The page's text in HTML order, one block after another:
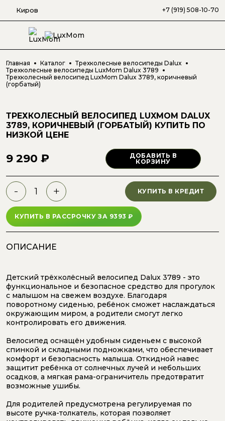
Киров +7 (919) 508-10-70
Главная Каталог
Трехколесные велосипеды Dalux
Трехколесные велосипеды LuxMom Dalux 3789
Трехколесный велосипед LuxMom Dalux 3789, коричневый
(горбатый)
ТРЕХКОЛЕСНЫЙ ВЕЛОСИПЕД LUXMOM DALUX
3789, КОРИЧНЕВЫЙ (ГОРБАТЫЙ) КУПИТЬ ПО
НИЗКОЙ ЦЕНЕ
9 290 ₽
ДОБАВИТЬ В
КОРЗИНУ
- + КУПИТЬ В КРЕДИТ
КУПИТЬ В РАССРОЧКУ ЗА 9393 ₽
ОПИСАНИЕ
Детский трёхколёсный велосипед Dalux 3789 - это
функциональное и безопасное средство для прогулок
с малышом на свежем воздухе. Благодаря
поворотному сиденью, ребёнок сможет наслаждаться
окружающим миром, а родители смогут легко
контролировать его движения.
Велосипед оснащён удобным сиденьем с высокой
спинкой и складными подножками, что обеспечивает
комфорт и безопасность малыша. Откидной навес
защитит ребёнка от солнечных лучей и небольших
осадков, а мягкая рама-ограничитель предотвратит
возможные ушибы.
Для родителей предусмотрена регулируемая по
высоте ручка-толкатель, которая позволяет